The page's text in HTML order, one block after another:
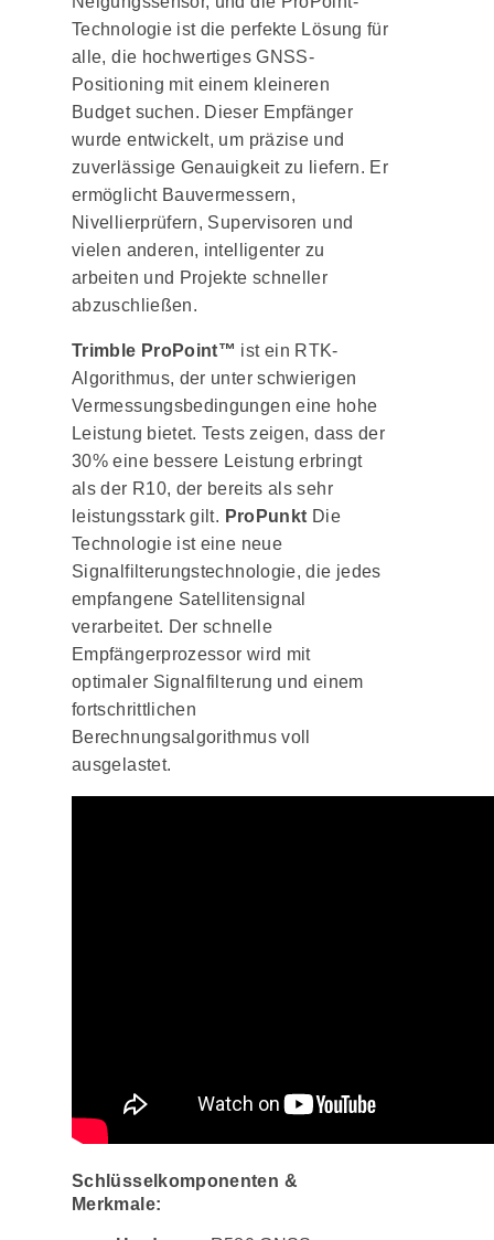
Technologie ist die perfekte Lösung für
alle, die hochwertiges GNSS-
Positioning mit einem kleineren
Budget suchen. Dieser Empfänger
wurde entwickelt, um präzise und
zuverlässige Genauigkeit zu liefern. Er
ermöglicht Bauvermessern,
Nivellierprüfern, Supervisoren und
vielen anderen, intelligenter zu
arbeiten und Projekte schneller
abzuschließen.
Trimble ProPoint™ ist ein RTK-
Algorithmus, der unter schwierigen
Vermessungsbedingungen eine hohe
Leistung bietet. Tests zeigen, dass der
30% eine bessere Leistung erbringt
als der R10, der bereits als sehr
leistungsstark gilt. ProPunkt Die
Technologie ist eine neue
Signalfilterungstechnologie, die jedes
empfangene Satellitensignal
verarbeitet. Der schnelle
Empfängerprozessor wird mit
optimaler Signalfilterung und einem
fortschrittlichen
Berechnungsalgorithmus voll
ausgelastet.
Schlüsselkomponenten &
Merkmale: